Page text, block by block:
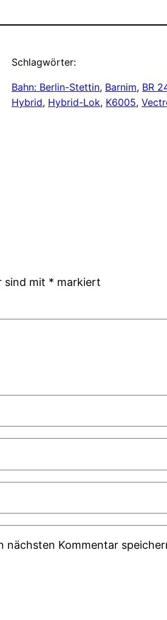
Schlagwörter:
Bahn: Berlin-Stettin, Barnim, BR
Hybrid, Hybrid-Lok, K6005,
sind mit * markiert
nächsten Kommentar